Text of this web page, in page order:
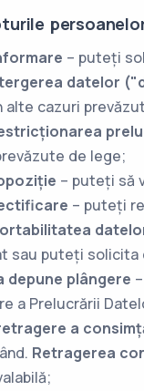
– puteți
datelor
alte cazuri
de lege;
– puteți să
– puteți
sau puteți solicita
depune plângere
a Prelucrării
a
Retragerea